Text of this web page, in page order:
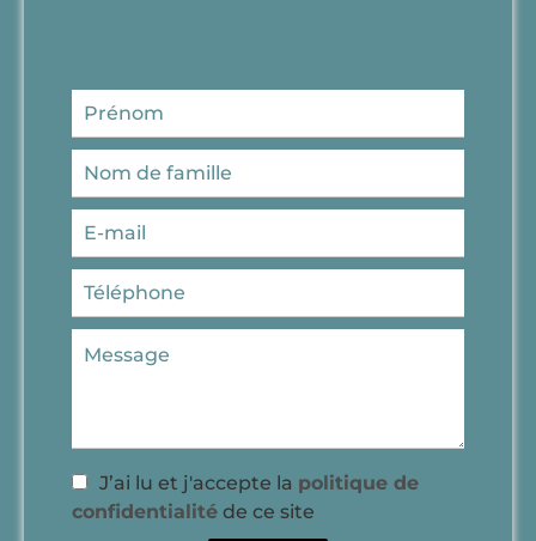
J’ai lu et j'accepte la politique de
confidentialité de ce site